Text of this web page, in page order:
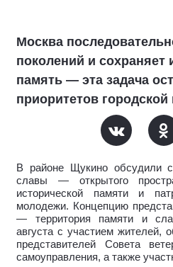
Москва
поколений и сохраняет
память — эта задача
приоритетов городской
В районе Щукино обсудили
славы — открытого
исторической памяти и
молодежи. Концепцию
— территория памяти и
августа с участием жителей,
представителей Совета
самоуправления, а также